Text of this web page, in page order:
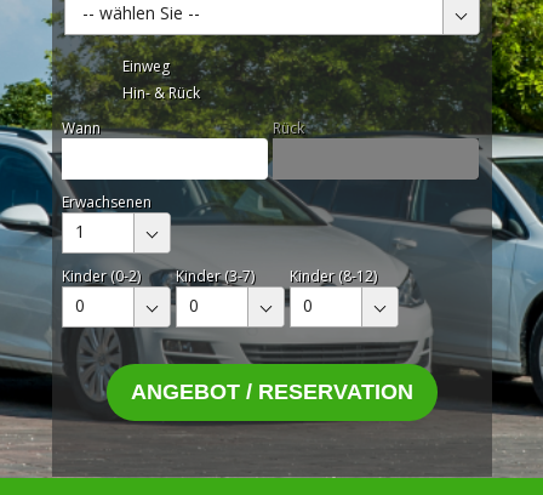
-- wählen Sie --
Einweg
Hin- & Rück
Wann
Rück
Erwachsenen
1
Kinder (0-2)
0
Kinder (3-7)
0
Kinder (8-12)
0
ANGEBOT / RESERVATION